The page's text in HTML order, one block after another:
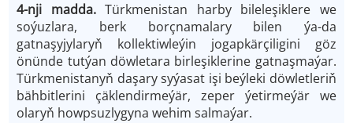
4-nji madda.Türkmenistan harby bileleşiklere we
soýuzlara, berk borçnamalary bilen ýa-da
gatnaşyjylaryň kollektiwleýin jogapkärçiligini göz
önünde tutýan döwletara birleşiklerine gatnaşmaýar.
Türkmenistanyň daşary syýasat işi beýleki döwletleriň
bähbitlerini çäklendirmeýär, zeper ýetirmeýär we
olaryň howpsuzlygyna wehim salmaýar.